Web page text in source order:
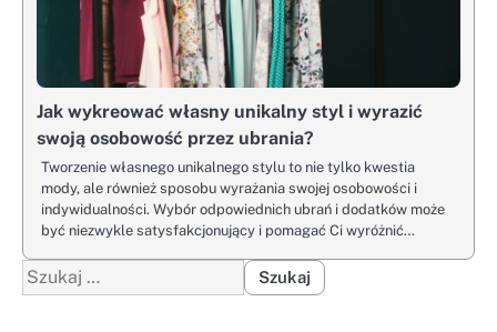
Jak wykreować własny unikalny styl i wyrazić
swoją osobowość przez ubrania?
Tworzenie własnego unikalnego stylu to nie tylko kwestia
mody, ale również sposobu wyrażania swojej osobowości i
indywidualności. Wybór odpowiednich ubrań i dodatków może
być niezwykle satysfakcjonujący i pomagać Ci wyróżnić…
Szukaj: